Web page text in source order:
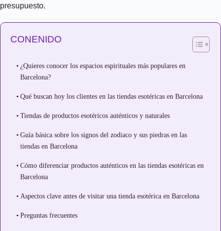
presupuesto.
CONENIDO
¿Quieres conocer los espacios espirituales más populares en
Barcelona?
Qué buscan hoy los clientes en las tiendas esotéricas en Barcelona
Tiendas de productos esotéricos auténticos y naturales
Guía básica sobre los signos del zodiaco y sus piedras en las
tiendas en Barcelona
Cómo diferenciar productos auténticos en las tiendas esotéricas en
Barcelona
Aspectos clave antes de visitar una tienda esotérica en Barcelona
Preguntas frecuentes